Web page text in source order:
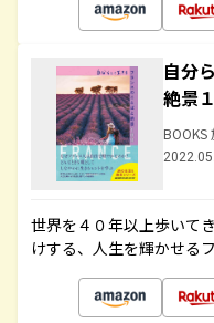
自分
絶景
BOOKS
世界を４０年以上歩いて
けする、人生を輝かせる